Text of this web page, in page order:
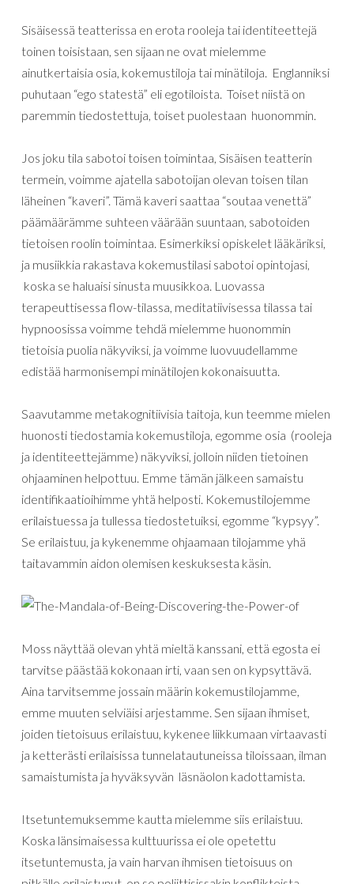
Sisäisessä teatterissa en erota rooleja tai identiteettejä
toinen toisistaan, sen sijaan ne ovat mielemme
ainutkertaisia osia, kokemustiloja tai minätiloja. Englanniksi
puhutaan “ego statestä” eli egotiloista. Toiset niistä on
paremmin tiedostettuja, toiset puolestaan huonommin.
Jos joku tila sabotoi toisen toimintaa, Sisäisen teatterin
termein, voimme ajatella sabotoijan olevan toisen tilan
läheinen “kaveri”. Tämä kaveri saattaa “soutaa venettä”
päämäärämme suhteen väärään suuntaan, sabotoiden
tietoisen roolin toimintaa. Esimerkiksi opiskelet lääkäriksi,
ja musiikkia rakastava kokemustilasi sabotoi opintojasi,
koska se haluaisi sinusta muusikkoa. Luovassa
terapeuttisessa flow-tilassa, meditatiivisessa tilassa tai
hypnoosissa voimme tehdä mielemme huonommin
tietoisia puolia näkyviksi, ja voimme luovuudellamme
edistää harmonisempi minätilojen kokonaisuutta.
Saavutamme metakognitiivisia taitoja, kun teemme mielen
huonosti tiedostamia kokemustiloja, egomme osia (rooleja
ja identiteettejämme) näkyviksi, jolloin niiden tietoinen
ohjaaminen helpottuu. Emme tämän jälkeen samaistu
identifikaatioihimme yhtä helposti. Kokemustilojemme
erilaistuessa ja tullessa tiedostetuiksi, egomme “kypsyy”.
Se erilaistuu, ja kykenemme ohjaamaan tilojamme yhä
taitavammin aidon olemisen keskuksesta käsin.
Moss näyttää olevan yhtä mieltä kanssani, että egosta ei
tarvitse päästää kokonaan irti, vaan sen on kypsyttävä.
Aina tarvitsemme jossain määrin kokemustilojamme,
emme muuten selviäisi arjestamme. Sen sijaan ihmiset,
joiden tietoisuus erilaistuu, kykenee liikkumaan virtaavasti
ja ketterästi erilaisissa tunnelatautuneissa tiloissaan, ilman
samaistumista ja hyväksyvän läsnäolon kadottamista.
Itsetuntemuksemme kautta mielemme siis erilaistuu.
Koska länsimaisessa kulttuurissa ei ole opetettu
itsetuntemusta, ja vain harvan ihmisen tietoisuus on